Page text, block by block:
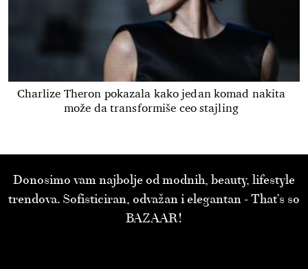
Charlize Theron pokazala kako jedan komad nakita
može da transformiše ceo stajling
Donosimo vam najbolje od modnih, beauty, lifestyle
trendova. Sofisticiran, odvažan i elegantan - That’s so
BAZAAR!